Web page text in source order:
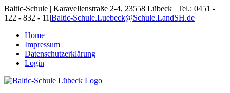
Skip
to
Baltic-Schule | Karavellenstraße 2-4, 23558 Lübeck | Tel.: 0451 -
122 - 832 - 11 |Baltic-Schule.Luebeck@Schule.LandSH.de
Home
Impressum
Datenschutzerklärung
Login